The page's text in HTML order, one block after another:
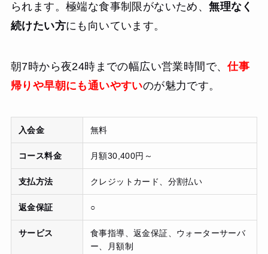
られます。極端な食事制限がないため、無理なく
続けたい方にも向いています。
朝7時から夜24時までの幅広い営業時間で、仕事
帰りや早朝にも通いやすいのが魅力です。
入会金 無料
コース料金 月額30,400円～
支払方法 クレジットカード、分割払い
返金保証 ○
サービス
食事指導、返金保証、ウォーターサーバ
ー、月額制